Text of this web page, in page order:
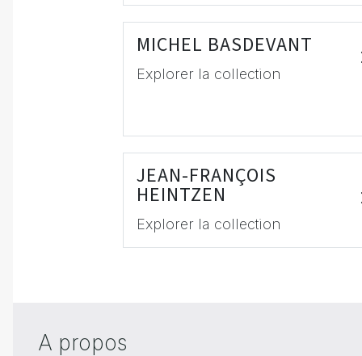
MICHEL BASDEVANT
Explorer la collection
JEAN-FRANÇOIS
HEINTZEN
Explorer la collection
A propos